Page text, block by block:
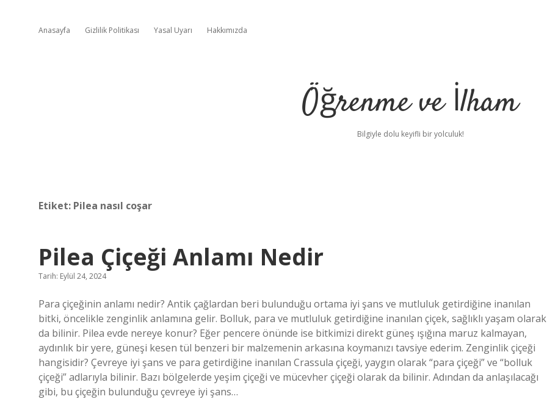
Anasayfa Gizlilik Politikası Yasal Uyarı Hakkımızda
Öğrenme ve İlham
Bilgiyle dolu keyifli bir yolculuk!
Etiket: Pilea nasıl coşar
Pilea Çiçeği Anlamı Nedir
Tarih: Eylül 24, 2024
Para çiçeğinin anlamı nedir? Antik çağlardan beri bulunduğu ortama iyi şans ve mutluluk getirdiğine inanılan
bitki, öncelikle zenginlik anlamına gelir. Bolluk, para ve mutluluk getirdiğine inanılan çiçek, sağlıklı yaşam olarak
da bilinir. Pilea evde nereye konur? Eğer pencere önünde ise bitkimizi direkt güneş ışığına maruz kalmayan,
aydınlık bir yere, güneşi kesen tül benzeri bir malzemenin arkasına koymanızı tavsiye ederim. Zenginlik çiçeği
hangisidir? Çevreye iyi şans ve para getirdiğine inanılan Crassula çiçeği, yaygın olarak “para çiçeği” ve “bolluk
çiçeği” adlarıyla bilinir. Bazı bölgelerde yeşim çiçeği ve mücevher çiçeği olarak da bilinir. Adından da anlaşılacağı
gibi, bu çiçeğin bulunduğu çevreye iyi şans…